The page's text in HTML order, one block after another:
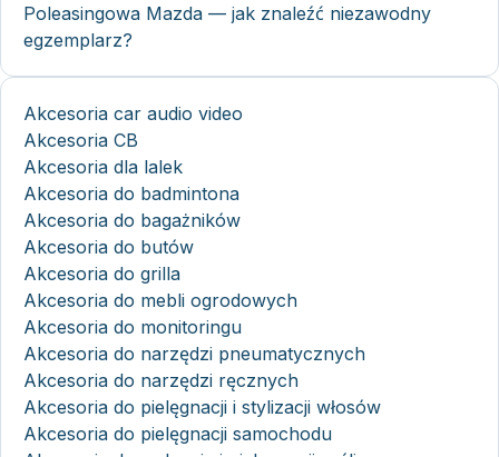
Poleasingowa Mazda — jak znaleźć niezawodny
egzemplarz?
Akcesoria car audio video
Akcesoria CB
Akcesoria dla lalek
Akcesoria do badmintona
Akcesoria do bagażników
Akcesoria do butów
Akcesoria do grilla
Akcesoria do mebli ogrodowych
Akcesoria do monitoringu
Akcesoria do narzędzi pneumatycznych
Akcesoria do narzędzi ręcznych
Akcesoria do pielęgnacji i stylizacji włosów
Akcesoria do pielęgnacji samochodu